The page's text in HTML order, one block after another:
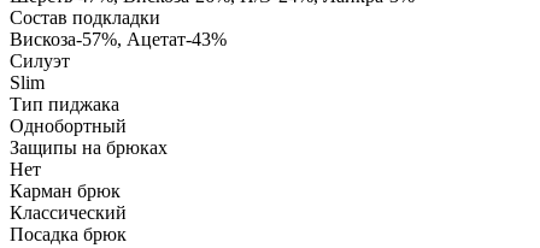
Состав подкладки
Вискоза-57%, Ацетат-43%
Силуэт
Slim
Тип пиджака
Однобортный
Защипы на брюках
Нет
Карман брюк
Классический
Посадка брюк